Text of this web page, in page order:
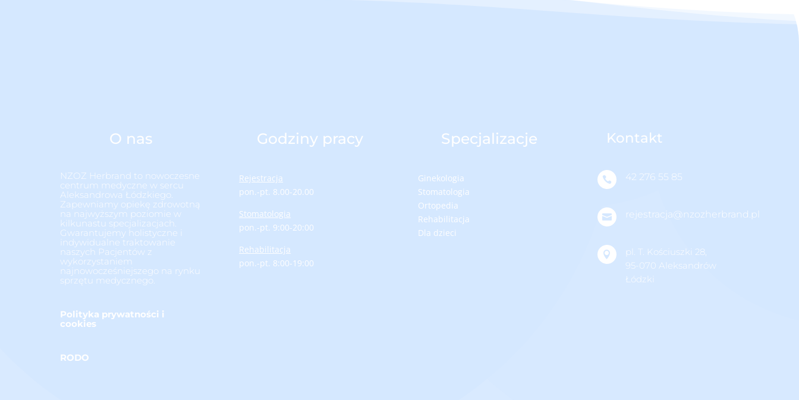
O nas
NZOZ Herbrand to nowoczesne
centrum medyczne w sercu
Aleksandrowa Łódzkiego.
Zapewniamy opiekę zdrowotną
na najwyższym poziomie w
kilkunastu specjalizacjach.
Gwarantujemy holistyczne i
indywidualne traktowanie
naszych Pacjentów z
wykorzystaniem
najnowocześniejszego na rynku
sprzętu medycznego.
Polityka prywatności i
cookies
RODO
Godziny pracy
Rejestracja
pon.-pt. 8.00-20.00
Stomatologia
pon.-pt. 9:00-20:00
Rehabilitacja
pon.-pt. 8:00-19:00
Specjalizacje
Ginekologia
Stomatologia
Ortopedia
Rehabilitacja
Dla dzieci
Kontakt
 42 276 55 85
 rejestracja@nzozherbrand.pl

pl. T. Kościuszki 28,
95-070 Aleksandrów
Łódzki